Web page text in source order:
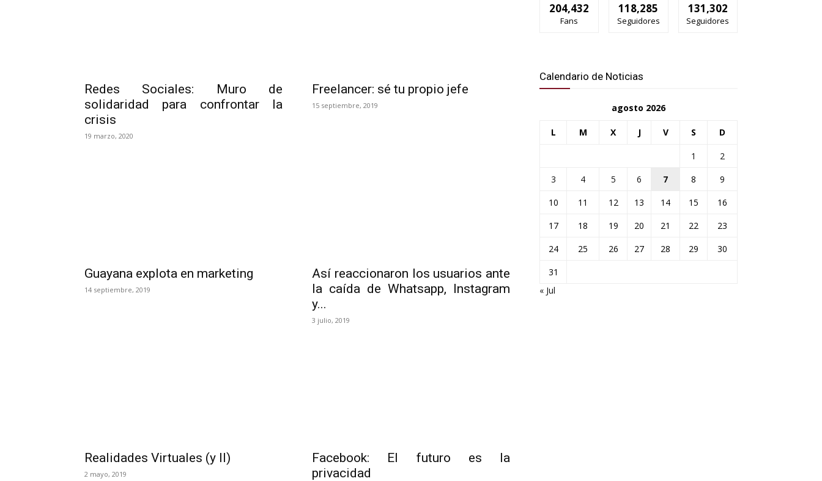
Redes Sociales: Muro de
solidaridad para confrontar la
crisis
19 marzo, 2020
Freelancer: sé tu propio jefe
15 septiembre, 2019
Guayana explota en marketing
14 septiembre, 2019
Así reaccionaron los usuarios ante
la caída de Whatsapp, Instagram
y...
3 julio, 2019
Realidades Virtuales (y II)
2 mayo, 2019
Facebook: El futuro es la
privacidad
204,432
Fans
118,285
Seguidores
131,302
Seguidores
Calendario de Noticias
agosto 2026
L M X J V S D
1
2
3
4 5 6 7 8
9
10
11 12 13 14 15
16
17
18 19 20 21 22
23
24
25 26 27 28 29
30
31
« Jul